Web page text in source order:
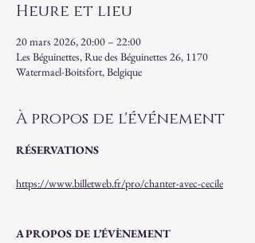
Heure et lieu
20 mars 2026, 20:00 – 22:00
Les Béguinettes, Rue des Béguinettes 26, 1170
Watermael-Boitsfort, Belgique
À propos de l'événement
RÉSERVATIONS
https://www.billetweb.fr/pro/chanter-avec-cecile
A PROPOS DE L’ÉVÈNEMENT